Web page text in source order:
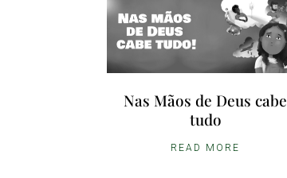
Nas Mãos de Deus cabe
tudo
READ MORE